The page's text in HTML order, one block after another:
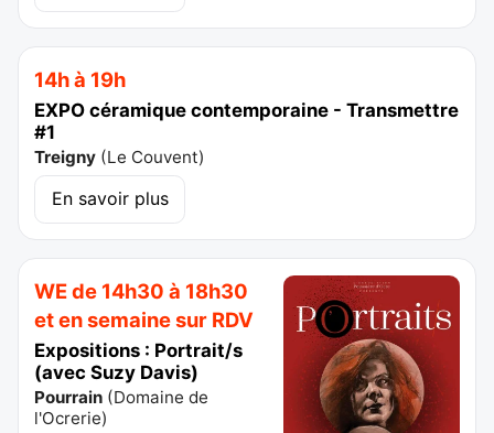
14h à 19h
EXPO céramique contemporaine - Transmettre
#1
Treigny (Le Couvent)
En savoir plus
WE de 14h30 à 18h30
et en semaine sur RDV
Expositions : Portrait/s
(avec Suzy Davis)
Pourrain (Domaine de
l'Ocrerie)